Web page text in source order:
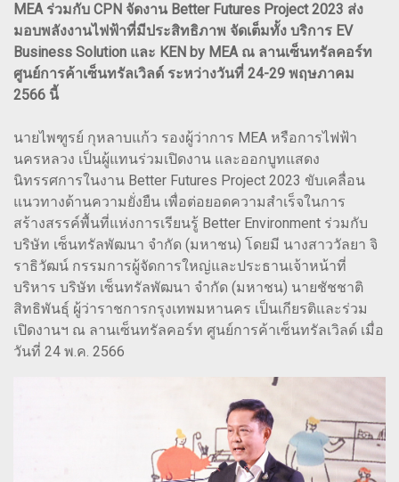
MEA ร่วมกับ CPN จัดงาน Better Futures Project 2023 ส่ง
มอบพลังงานไฟฟ้าที่มีประสิทธิภาพ จัดเต็มทั้ง บริการ EV
Business Solution และ KEN by MEA ณ ลานเซ็นทรัลคอร์ท
ศูนย์การค้าเซ็นทรัลเวิลด์ ระหว่างวันที่ 24-29 พฤษภาคม
2566 นี้
นายไพฑูรย์ กุหลาบแก้ว รองผู้ว่าการ MEA หรือการไฟฟ้า
นครหลวง เป็นผู้แทนร่วมเปิดงาน และออกบูทแสดง
นิทรรศการในงาน Better Futures Project 2023 ขับเคลื่อน
แนวทางด้านความยั่งยืน เพื่อต่อยอดความสำเร็จในการ
สร้างสรรค์พื้นที่แห่งการเรียนรู้ Better Environment ร่วมกับ
บริษัท เซ็นทรัลพัฒนา จำกัด (มหาชน) โดยมี นางสาววัลยา จิ
ราธิวัฒน์ กรรมการผู้จัดการใหญ่และประธานเจ้าหน้าที่
บริหาร บริษัท เซ็นทรัลพัฒนา จำกัด (มหาชน) นายชัชชาติ
สิทธิพันธุ์ ผู้ว่าราชการกรุงเทพมหานคร เป็นเกียรติและร่วม
เปิดงานฯ ณ ลานเซ็นทรัลคอร์ท ศูนย์การค้าเซ็นทรัลเวิลด์ เมื่อ
วันที่ 24 พ.ค. 2566